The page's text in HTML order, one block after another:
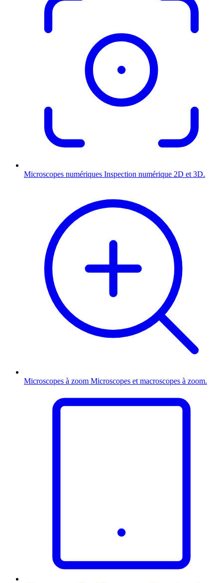
Microscopes numériques Inspection numérique 2D et 3D.
Microscopes à zoom Microscopes et macroscopes à zoom.